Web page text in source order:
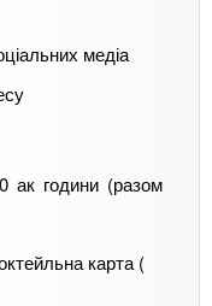
медіа
ак години (разом
карта (